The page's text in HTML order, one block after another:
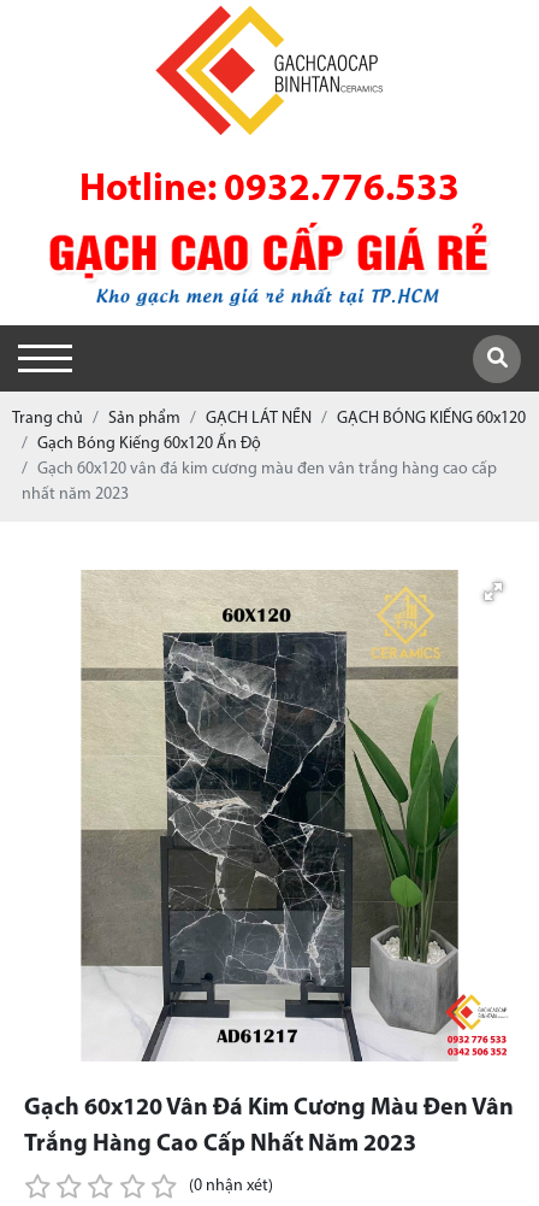
Hotline: 0932.776.533
Trang chủ Sản phẩm GẠCH LÁT NỀN
GẠCH BÓNG KIẾNG 60x120
Gạch Bóng Kiếng 60x120 Ấn Độ
Gạch 60x120 vân đá kim cương màu đen vân trắng hàng cao cấp
nhất năm 2023
Gạch 60x120 Vân Đá Kim Cương Màu Đen Vân
Trắng Hàng Cao Cấp Nhất Năm 2023
(0 nhận xét)